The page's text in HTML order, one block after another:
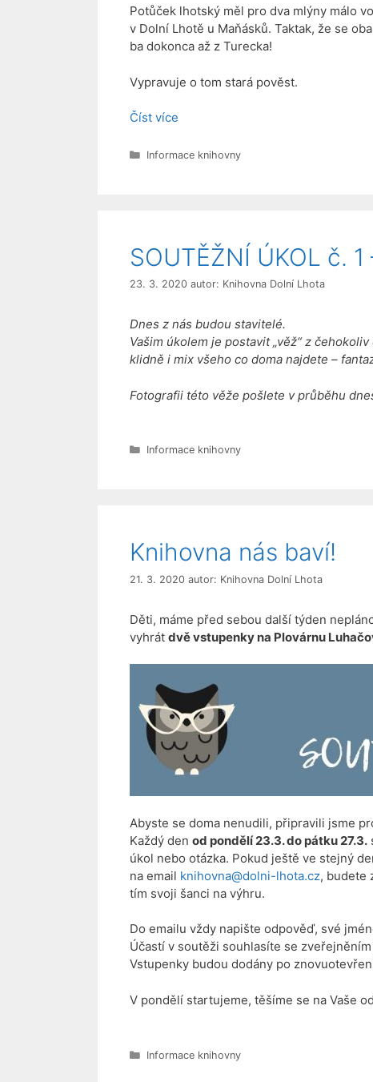
Potůček lhotský měl pro dva mlýny málo
v Dolní Lhotě u Maňásků. Taktak, že se
ba dokonca až z Turecka!
Vypravuje o tom stará pověst.
Číst více
Rubriky
Informace knihovny
SOUTĚŽNÍ ÚKOL č.
23. 3. 2020 autor: Knihovna Dolní Lhota
Dnes z nás budou stavitelé.
Vašim úkolem je postavit „věž“ z
klidně i mix všeho co doma najdete –
Fotografii této věže pošlete v průběhu
Rubriky
Informace knihovny
Knihovna nás baví!
21. 3. 2020 autor: Knihovna Dolní Lhota
Děti, máme před sebou další týden
vyhrát dvě vstupenky na Plovárnu
Abyste se doma nenudili, připravili jsme
Každý den od pondělí 23.3. do pátku 27.3.
úkol nebo otázka. Pokud ještě ve stejný
na email knihovna@dolni-lhota.cz, budete
tím svoji šanci na výhru.
Do emailu vždy napište odpověď, své
Účastí v soutěži souhlasíte se
Vstupenky budou dodány po
V pondělí startujeme, těšíme se na Vaše
Rubriky
Informace knihovny